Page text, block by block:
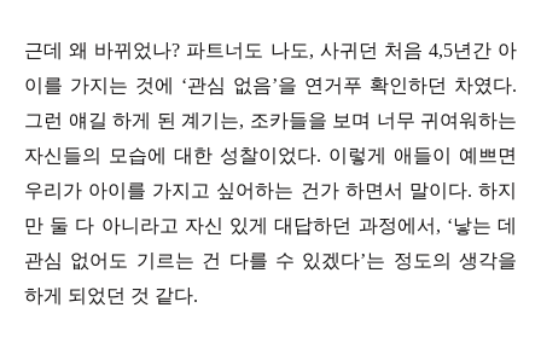
근데 왜 바뀌었나? 파트너도 나도, 사귀던 처음 4,5년간 아
이를 가지는 것에 ‘관심 없음’을 연거푸 확인하던 차였다.
그런 얘길 하게 된 계기는, 조카들을 보며 너무 귀여워하는
자신들의 모습에 대한 성찰이었다. 이렇게 애들이 예쁘면
우리가 아이를 가지고 싶어하는 건가 하면서 말이다. 하지
만 둘 다 아니라고 자신 있게 대답하던 과정에서, ‘낳는 데
관심 없어도 기르는 건 다를 수 있겠다’는 정도의 생각을
하게 되었던 것 같다.